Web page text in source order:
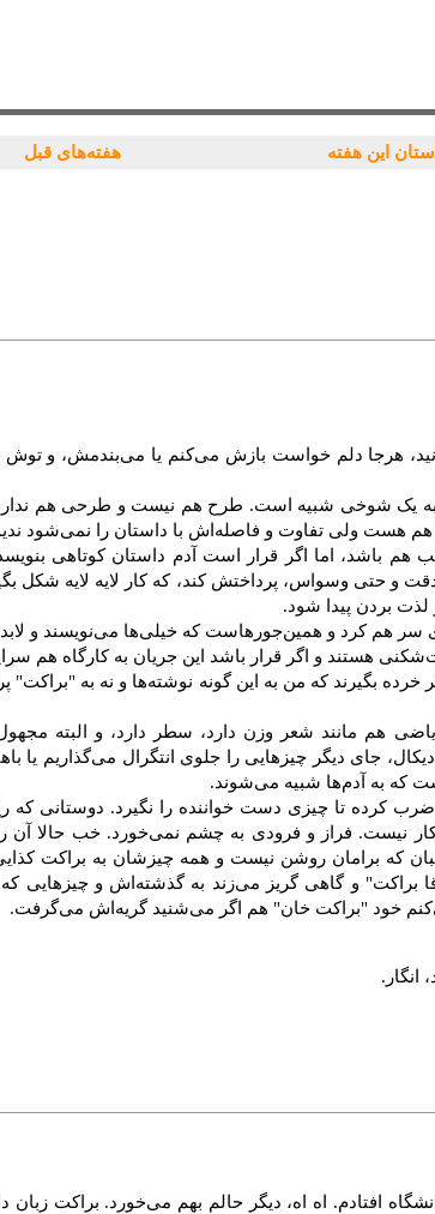
این هفته هفته‌های قبل
هرجا دلم خواست بازش می‌کنم یا می‌بندمش، و
به یک شوخی شبیه است. طرح هم نیست و طرحی هم
هست ولی تفاوت و فاصله‌اش با داستان را نمی‌شود
باشد، اما اگر قرار است آدم داستان کوتاهی بنویسد
و حتی وسواس، پرداختش کند، که کار لایه لایه شکل
بردن پیدا شود.
سر هم کرد و همین‌جورهاست که خیلی‌ها می‌نویسند و
هستند و اگر قرار باشد این جریان به کارگاه هم
بگیرند که من به این گونه نوشته‌ها و نه به "براکت"
هم مانند شعر وزن دارد، سطر دارد، و البته
جای دیگر چیزهایی را جلوی انتگرال می‌گذاریم یا
که به آدم‌ها شبیه می‌شوند.
کرده تا چیزی دست خواننده را نگیرد. دوستانی
نیست. فراز و فرودی به چشم نمی‌خورد. خب حالا آن
که برامان روشن نیست و همه چیزشان به براکت
و گاهی گریز می‌زند به گذشته‌اش و چیزهایی که
خود "براکت خان" هم اگر می‌شنید گریه‌اش می‌گرفت.
انگار.
افتادم. اه اه، دیگر حالم بهم می‌خورد. براکت